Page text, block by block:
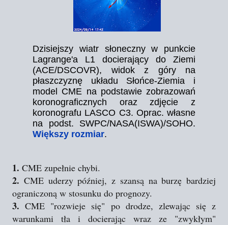
Dzisiejszy wiatr słoneczny w punkcie
Lagrange'a L1 docierający do Ziemi
(ACE/DSCOVR), widok z góry na
płaszczyznę układu Słońce-Ziemia i
model CME na podstawie zobrazowań
koronograficznych oraz zdjęcie z
koronografu LASCO C3. Oprac. własne
na podst. SWPC/NASA(ISWA)/SOHO.
Większy rozmiar.
1. CME zupełnie chybi.
2. CME uderzy później, z szansą na burzę bardziej
ograniczoną w stosunku do prognozy.
3. CME "rozwieje się" po drodze, zlewając się z
warunkami tła i docierając wraz ze "zwykłym"